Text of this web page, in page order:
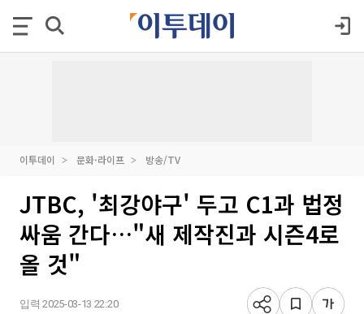
이투데이 문화·라이프 방송/TV
JTBC, '최강야구' 두고 C1과 법정
싸움 간다…"새 제작진과 시즌4로
올 것"
입력 2025-03-13 22:20